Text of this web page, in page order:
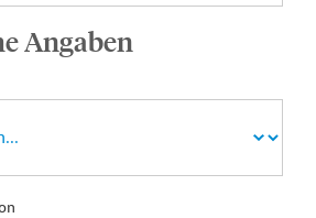
Angaben